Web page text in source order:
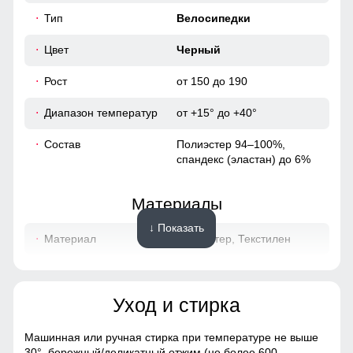
82
Для выбора идеального размера одежды,
параметры при помощи сантиметровой ленты.
Тип Велосипедки
Цвет Черный
Рост от 150 до 190
Диапазон температур от +15° до +40°
Состав
Полиэстер 94–100%,
спандекс (эластан) до 6%
Материалы
Материал Полиэстер, Текстилен
Высокая
Плотность ткани Средняя, не просвечивает
↓ Показать
Уход и стирка
Машинная или ручная стирка при температуре не выше